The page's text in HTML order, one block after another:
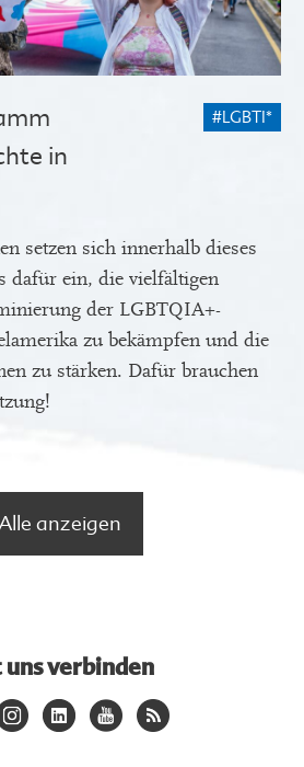
#LGBTI*
in
setzen sich innerhalb dieses
dafür ein, die vielfältigen
der LGBTQIA+-
zu bekämpfen und die
zu stärken. Dafür brauchen
anzeigen
verbinden